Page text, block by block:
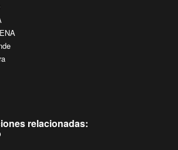
relacionadas: